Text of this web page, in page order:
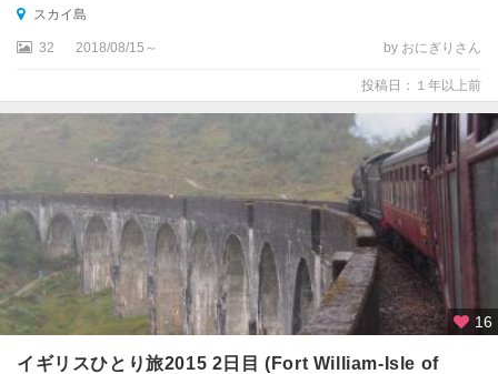
プ
ル
★
ン
バ
デ
ィ
ー
ン
スカイ島
32 2018/08/15～ by おにぎりさん
投稿日：１年以上前
16
イギリスひとり旅2015 2日目 (Fort William-Isle of